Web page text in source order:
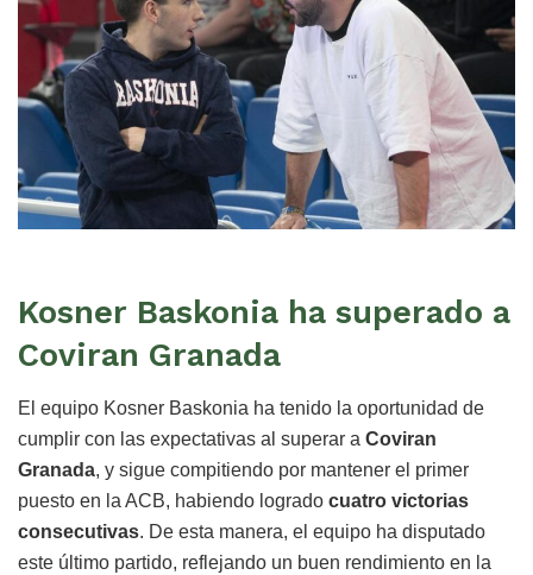
Kosner Baskonia ha superado a
Coviran Granada
El equipo Kosner Baskonia ha tenido la oportunidad de
cumplir con las expectativas al superar a Coviran
Granada, y sigue compitiendo por mantener el primer
puesto en la ACB, habiendo logrado cuatro victorias
consecutivas. De esta manera, el equipo ha disputado
este último partido, reflejando un buen rendimiento en la